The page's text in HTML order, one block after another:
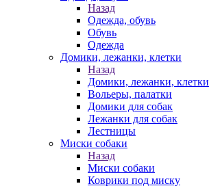
Назад
Одежда, обувь
Обувь
Одежда
Домики, лежанки, клетки
Назад
Домики, лежанки, клетки
Вольеры, палатки
Домики для собак
Лежанки для собак
Лестницы
Миски собаки
Назад
Миски собаки
Коврики под миску